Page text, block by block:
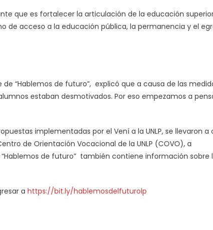
que es fortalecer la articulación de la educación
de acceso a la educación pública, la permanencia y el
“Hablemos de futuro”, explicó que a causa de las
estaban desmotivados. Por eso empezamos a
implementadas por el Vení a la UNLP, se llevaron a
de Orientación Vocacional de la UNLP (COVO), a
de futuro” también contiene información sobre
a https://bit.ly/hablemosdelfuturolp